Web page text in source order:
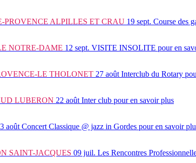
PROVENCE ALPILLES ET CRAU 19 sept. Course des
NOTRE-DAME 12 sept. VISITE INSOLITE pour en
LE THOLONET 27 août Interclub du Rotary
LUBERON 22 août Inter club pour en savoir plus
août Concert Classique @ jazz in Gordes pour en savoir
SAINT-JACQUES 09 juil. Les Rencontres